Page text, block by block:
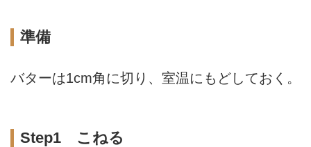
準備
バターは1cm角に切り、室温にもどしておく。
Step1 こねる